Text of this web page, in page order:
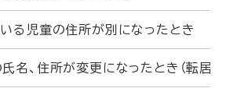
る児童の住所が別になったとき
名、住所が変更になったとき（転居等